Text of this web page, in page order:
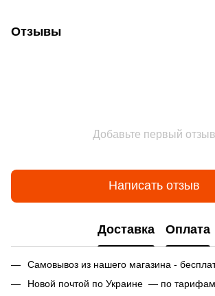
Отзывы
Добавьте первый отзыв
Написать отзыв
Доставка Оплата
Самовывоз из нашего магазина -
Новой почтой по Украине — по тарифам